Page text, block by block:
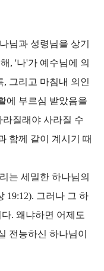
님과 성령님을 상기
, '나'가 예수님에 의
그리고 마침내 의인
에 부르심 받았음을
질래야 사라질 수
함께 같이 계시기 때
는 세밀한 하나님의
19:12). 그러나 그 하
. 왜냐하면 어제도
전능하신 하나님이